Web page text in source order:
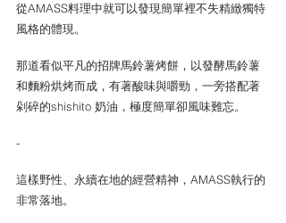
從AMASS料理中就可以發現簡單裡不失精緻獨特
風格的體現。
那道看似平凡的招牌馬鈴薯烤餅，以發酵馬鈴薯
和麵粉烘烤而成，有著酸味與嚼勁，一旁搭配著
剁碎的shishito 奶油，極度簡單卻風味難忘。
-
這樣野性、永續在地的經營精神，AMASS執行的
非常落地。